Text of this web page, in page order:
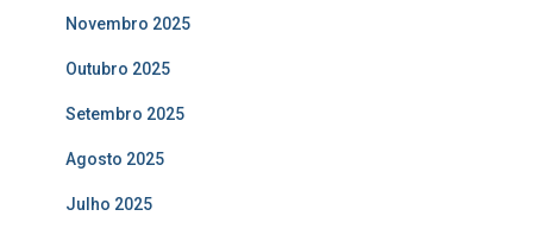
Novembro 2025
Outubro 2025
Setembro 2025
Agosto 2025
Julho 2025